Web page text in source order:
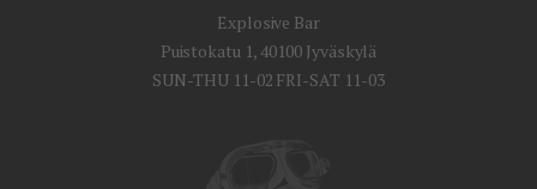
Explosive Bar
Puistokatu 1, 40100 Jyväskylä
SUN-THU 11-02 FRI-SAT 11-03